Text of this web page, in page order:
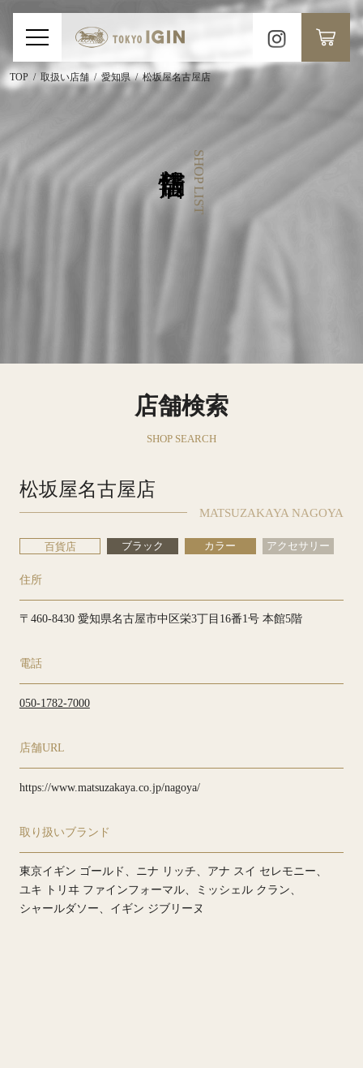
SHOP LIST
TOP 取扱い店舗 愛知県 松坂屋名古屋店
店舗検索
SHOP SEARCH
松坂屋名古屋店
MATSUZAKAYA NAGOYA
百貨店 ブラック カラー アクセサリー
住所
〒460-8430 愛知県名古屋市中区栄3丁目16番1号 本館5階
電話
050-1782-7000
店舗URL
https://www.matsuzakaya.co.jp/nagoya/
取り扱いブランド
東京イギン ゴールド ニナ リッチ
アナ スイ セレモニー
ユキ トリヰ ファインフォーマル
ミッシェル クラン
シャールダソー
イギン ジブリーヌ